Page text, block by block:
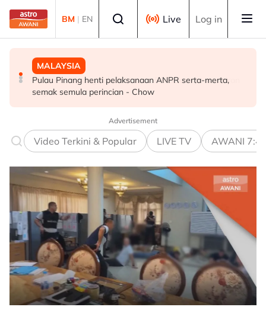
Skip to main content
BM | EN Live Log in
MALAYSIA
Pulau Pinang henti pelaksanaan ANPR serta-merta,
semak semula perincian - Chow
MALAYSIA
Enam individu direman seminggu bantu siasatan kes
culik di Alor Setar
POLITIK
PH Pulau Pinang kekalkan exco BN dalam pentadbiran
negeri
Advertisement
Video Terkini & Popular LIVE TV AWANI